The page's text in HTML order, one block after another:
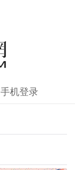
手机登录